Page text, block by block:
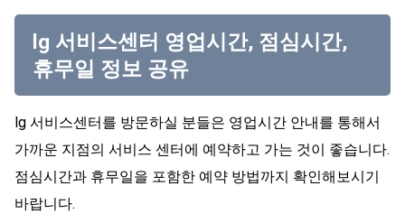
lg 서비스센터 영업시간, 점심시간,
휴무일 정보 공유
lg 서비스센터를 방문하실 분들은 영업시간 안내를 통해서
가까운 지점의 서비스 센터에 예약하고 가는 것이 좋습니다.
점심시간과 휴무일을 포함한 예약 방법까지 확인해보시기
바랍니다.